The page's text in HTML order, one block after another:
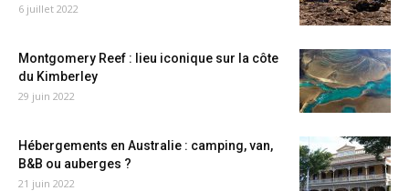
6 juillet 2022
Montgomery Reef : lieu iconique sur la côte
du Kimberley
29 juin 2022
Hébergements en Australie : camping, van,
B&B ou auberges ?
21 juin 2022